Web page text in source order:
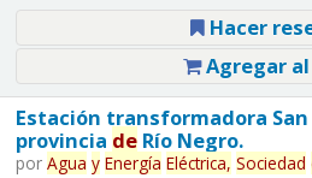
Hacer
Agregar
Estación transformadora
provincia deRío Negro.
por Agua y Energía Eléctrica, Sociedad